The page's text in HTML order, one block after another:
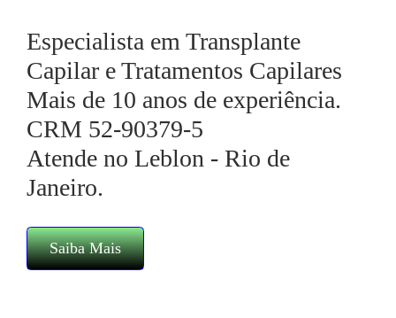
Especialista em Transplante
Capilar e Tratamentos Capilares
Mais de 10 anos de experiência.
CRM 52-90379-5
Atende no Leblon - Rio de
Janeiro.
Saiba Mais